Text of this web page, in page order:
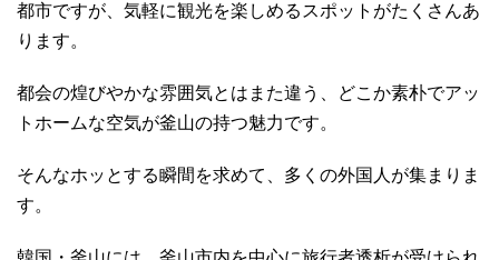
都市ですが、気軽に観光を楽しめるスポットがたくさんあ
ります。
都会の煌びやかな雰囲気とはまた違う、どこか素朴でアッ
トホームな空気が釜山の持つ魅力です。
そんなホッとする瞬間を求めて、多くの外国人が集まりま
す。